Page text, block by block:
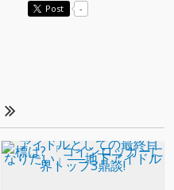
Post -